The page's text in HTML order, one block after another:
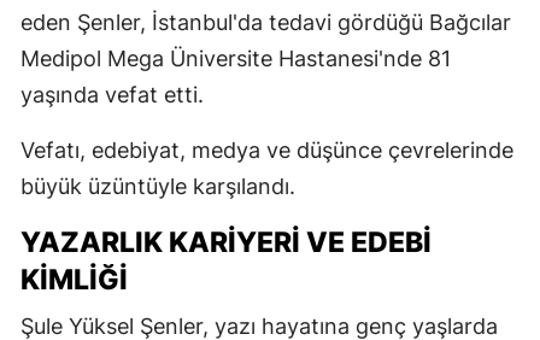
eden Şenler, İstanbul'da tedavi gördüğü Bağcılar
Medipol Mega Üniversite Hastanesi'nde 81
yaşında vefat etti.
Vefatı, edebiyat, medya ve düşünce çevrelerinde
büyük üzüntüyle karşılandı.
YAZARLIK KARIYERI VE EDEBI
KIMLIĞI
Şule Yüksel Şenler, yazı hayatına genç yaşlarda